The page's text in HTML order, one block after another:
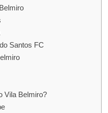
Santos FC
Vila Belmiro?